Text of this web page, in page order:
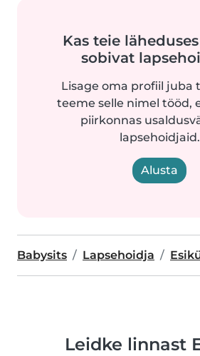
Kas teie
sobivat
Lisage oma profiil juba
teeme selle nimel tööd,
piirkonnas
lapsehoidjaid.
Alusta
Babysits Lapsehoidja
Leidke linnast